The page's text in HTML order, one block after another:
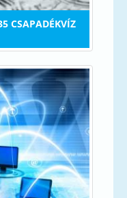
CSAPADÉKVÍZ